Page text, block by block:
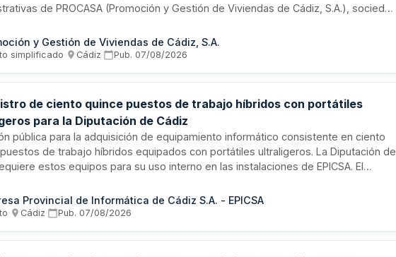
de PROCASA (Promoción y Gestión de Viviendas de Cádiz, S.A.), sociedad
se somete a normativa nacional y europea de protección de datos.
y Gestión de Viviendas de Cádiz, S.A.
simplificado· Cádiz· Pub. 07/08/2026
de ciento quince puestos de trabajo híbridos con portátiles
para la Diputación de Cádiz
pública para la adquisición de equipamiento informático consistente en ciento
de trabajo híbridos equipados con portátiles ultraligeros. La Diputación de
estos equipos para su uso interno en las instalaciones de EPICSA. El
acuerdo y entrega en la sede de EPICSA en Cádiz.
Provincial de Informática de Cádiz S.A. - EPICSA
· Cádiz· Pub. 07/08/2026